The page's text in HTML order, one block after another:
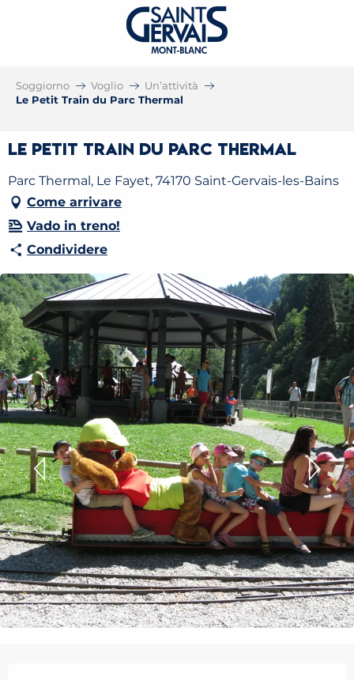
Soggiorno Voglio
Un’attività
Le Petit Train du Parc Thermal
Le Petit Train du Parc Thermal
Parc Thermal, Le Fayet, 74170 Saint-Gervais-les-Bains
Come arrivare
Vado in treno!
Condividere